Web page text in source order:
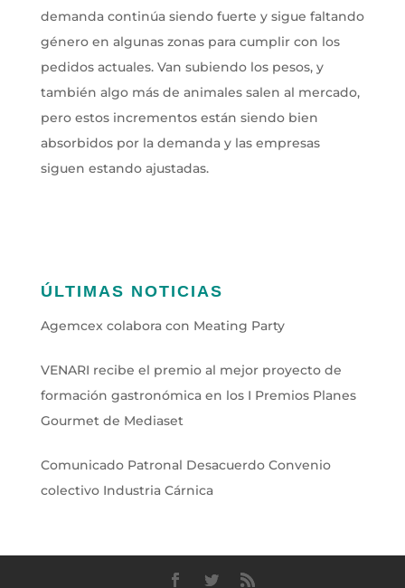
demanda continúa siendo fuerte y sigue faltando
género en algunas zonas para cumplir con los
pedidos actuales. Van subiendo los pesos, y
también algo más de animales salen al mercado,
pero estos incrementos están siendo bien
absorbidos por la demanda y las empresas
siguen estando ajustadas.
ÚLTIMAS NOTICIAS
Agemcex colabora con Meating Party
VENARI recibe el premio al mejor proyecto de
formación gastronómica en los I Premios Planes
Gourmet de Mediaset
Comunicado Patronal Desacuerdo Convenio
colectivo Industria Cárnica